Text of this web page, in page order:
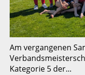
Am vergangenen
Kategorie 5 der...